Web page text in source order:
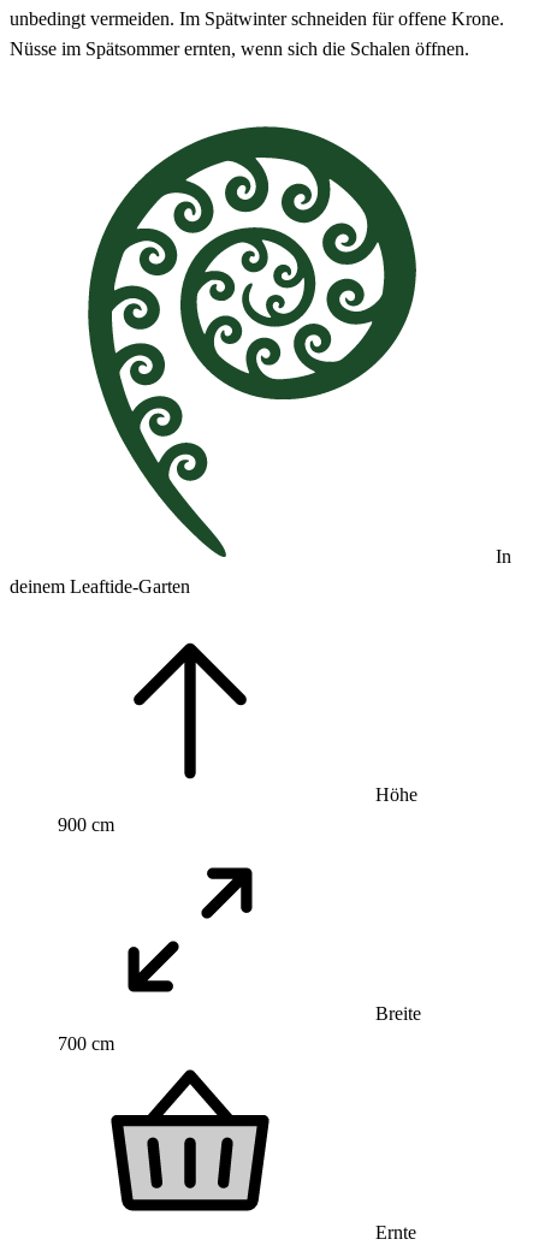
unbedingt vermeiden. Im Spätwinter schneiden für offene Krone.
Nüsse im Spätsommer ernten, wenn sich die Schalen öffnen.
In
deinem Leaftide-Garten
Höhe
900 cm
Breite
700 cm
Ernte